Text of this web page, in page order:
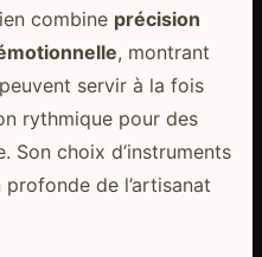
combine précision
, montrant
servir à la fois
rythmique pour des
Son choix d’instruments
de l’artisanat